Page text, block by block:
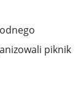
piknik